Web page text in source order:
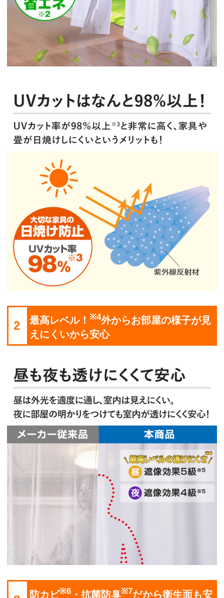
2 最高レベル！※4外からお部屋の様子が見
えにくいから安心
防カビ※6 ・抗菌防臭※7だから衛生面も安